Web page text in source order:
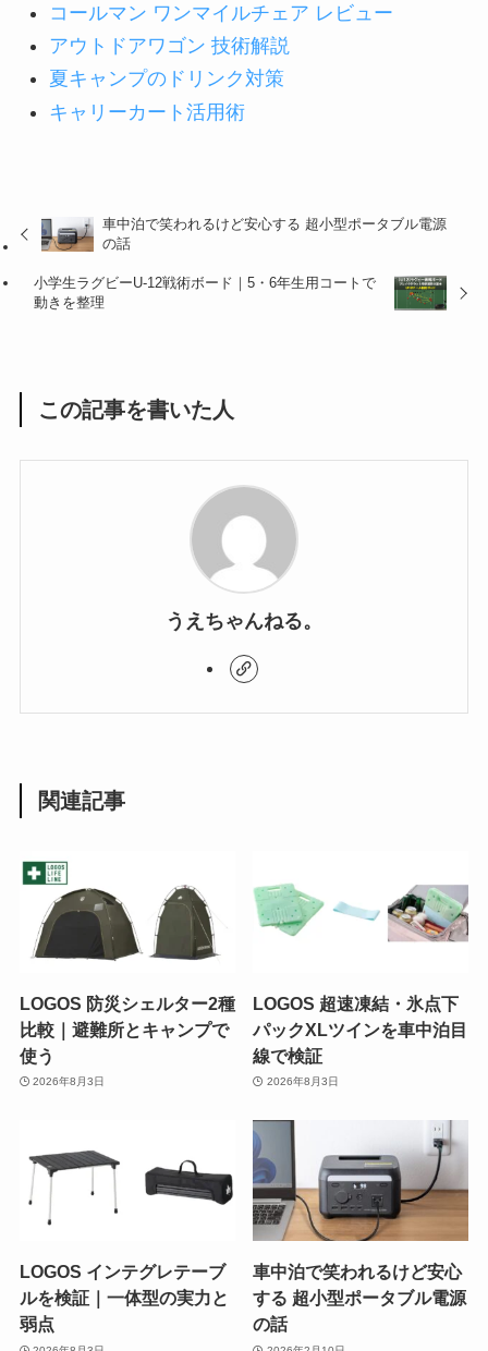
コールマン ワンマイルチェア レビュー
アウトドアワゴン 技術解説
夏キャンプのドリンク対策
キャリーカート活用術
車中泊で笑われるけど安心する 超小型ポータブル電源
の話
小学生ラグビーU-12戦術ボード｜5・6年生用コートで
動きを整理
この記事を書いた人
うえちゃんねる。
関連記事
LOGOS 防災シェルター2種
比較｜避難所とキャンプで
使う
2026年8月3日
LOGOS 超速凍結・氷点下
パックXLツインを車中泊目
線で検証
2026年8月3日
LOGOS インテグレテーブ
ルを検証｜一体型の実力と
弱点
車中泊で笑われるけど安心
する 超小型ポータブル電源
の話